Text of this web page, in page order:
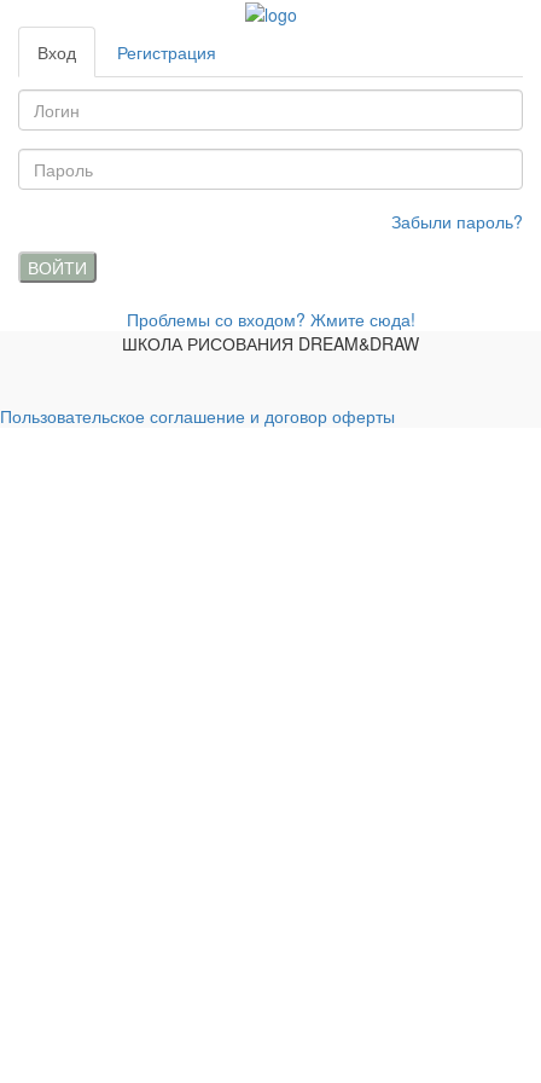
Вход Регистрация
Забыли пароль?
ВОЙТИ
Проблемы со входом? Жмите сюда!
ШКОЛА РИСОВАНИЯ DREAM&DRAW
Пользовательское соглашение и договор оферты